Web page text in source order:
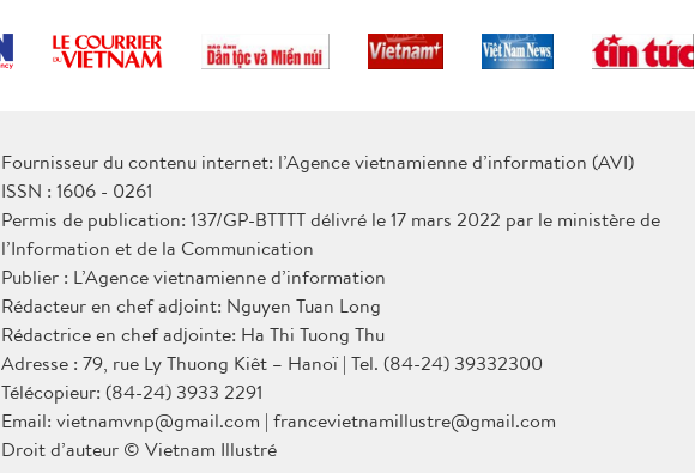
Fournisseur du contenu internet: l’Agence vietnamienne d’information (AVI)
ISSN : 1606 - 0261
Permis de publication: 137/GP-BTTTT délivré le 17 mars 2022 par le ministère de
l’Information et de la Communication
Publier : L’Agence vietnamienne d’information
Rédacteur en chef adjoint: Nguyen Tuan Long
Rédactrice en chef adjointe: Ha Thi Tuong Thu
Adresse : 79, rue Ly Thuong Kiêt – Hanoï | Tel. (84-24) 39332300
Télécopieur: (84-24) 3933 2291
Email: vietnamvnp@gmail.com | francevietnamillustre@gmail.com
Droit d’auteur © Vietnam Illustré